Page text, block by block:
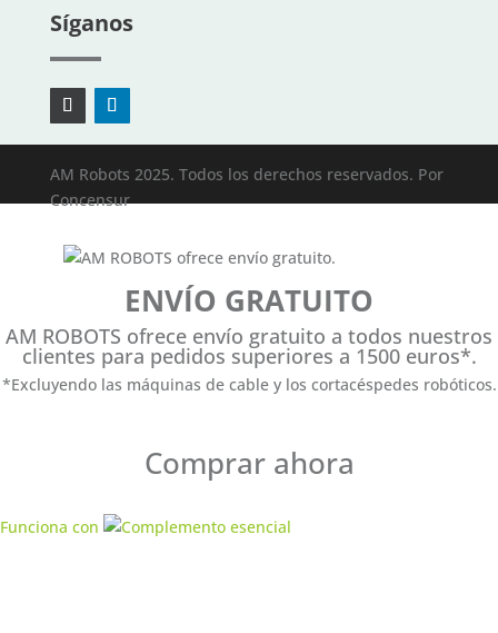
Síganos
AM Robots 2025. Todos los derechos reservados. Por
Concensur
ENVÍO GRATUITO
AM ROBOTS ofrece envío gratuito a todos nuestros
clientes para pedidos superiores a 1500 euros*.
*Excluyendo las máquinas de cable y los cortacéspedes robóticos.
Comprar ahora
Funciona con